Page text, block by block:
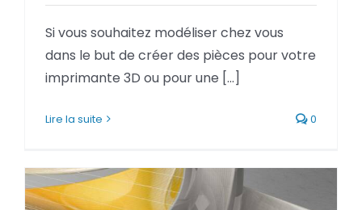
Si vous souhaitez modéliser chez vous
dans le but de créer des pièces pour votre
imprimante 3D ou pour une [...]
Lire la suite 0